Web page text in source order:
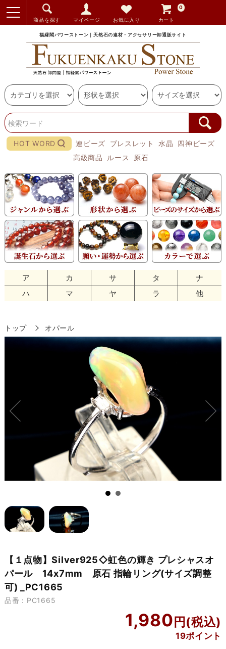
商品を探す マイページ お気に入り カート
0
福縁閣パワーストーン｜天然石の連材・アクセサリー卸通販サイト
HOT WORD 連ビーズ ブレスレット 水晶
四神ビーズ
高級商品
ルース 原石
ア カ サ タ
ナ
ハ
マ ヤ ラ 他
トップ オパール
【１点物】Silver925◇虹色の輝き プレシャスオ
パール 14x7mm 原石 指輪リング(サイズ調整
可) _PC1665
品番：PC1665
1,980
19ポイント